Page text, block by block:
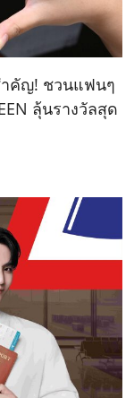
ำคัญ! ชวนแฟนๆ
ลุ้นรางวัลสุด